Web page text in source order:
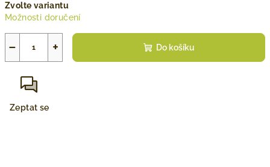
cena:
Zvolte variantu
Možnosti doručení
+
− Do košíku
Zeptat se